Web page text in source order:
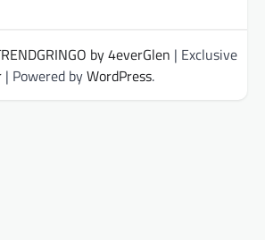
by 4everGlen | Exclusive
| Powered byWordPress.